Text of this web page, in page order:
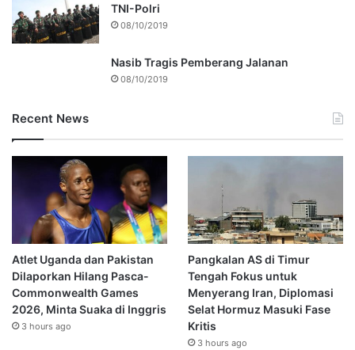
TNI-Polri
08/10/2019
Nasib Tragis Pemberang Jalanan
08/10/2019
Recent News
Atlet Uganda dan Pakistan
Dilaporkan Hilang Pasca-
Commonwealth Games
2026, Minta Suaka di Inggris
3 hours ago
Pangkalan AS di Timur
Tengah Fokus untuk
Menyerang Iran, Diplomasi
Selat Hormuz Masuki Fase
Kritis
3 hours ago